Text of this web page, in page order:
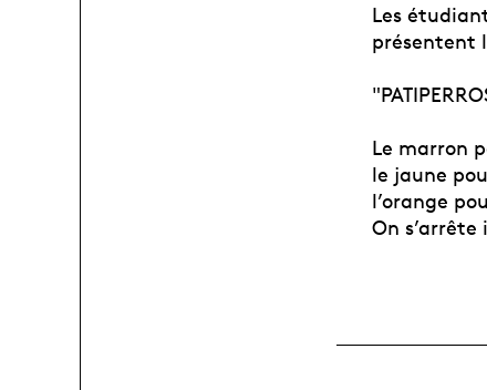
Les
présentent
Le marron
le jaune
l’orange
On